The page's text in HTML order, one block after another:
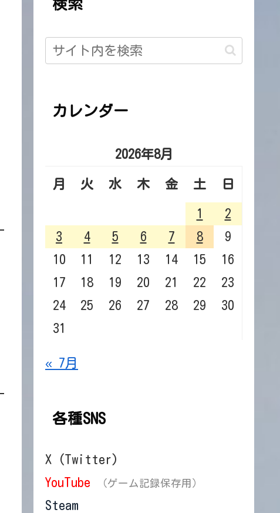
検索
カレンダー
2026年8月
月 火 水 木 金 土 日
1
2
3
4 5 6 7 8
9
10
11 12 13 14 15
16
17
18 19 20 21 22
23
24
25 26 27 28 29
30
31
« 7月
各種SNS
X (Twitter)
YouTube
（ゲーム記録保存用）
Steam